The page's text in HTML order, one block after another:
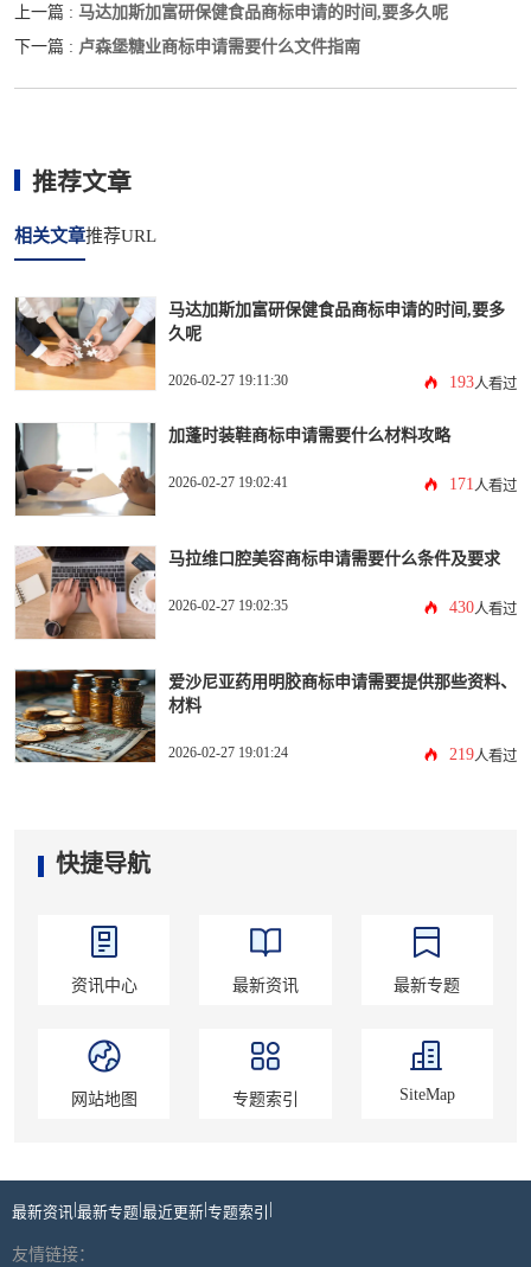
上一篇 : 马达加斯加富研保健食品商标申请的时间,要多久呢
下一篇 : 卢森堡糖业商标申请需要什么文件指南
推荐文章
相关文章推荐URL
马达加斯加富研保健食品商标申请的时间,要多
久呢
2026-02-27 19:11:30 193人看过
加蓬时装鞋商标申请需要什么材料攻略
2026-02-27 19:02:41 171 人看过
马拉维口腔美容商标申请需要什么条件及要求
2026-02-27 19:02:35 430人看过
爱沙尼亚药用明胶商标申请需要提供那些资料、
材料
2026-02-27 19:01:24 219人看过
快捷导航
资讯中心 最新资讯 最新专题
网站地图 专题索引 SiteMap
最新资讯 |最新专题|最近更新|专题索引 |
友情链接：